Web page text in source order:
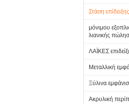
Στάση
μόνιμου
λιανικής
ΛΑΪΚΕΣ
Μεταλλική
Ξύλινα
Ακρυλική